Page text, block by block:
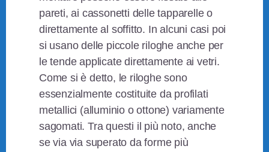
pareti, ai cassonetti delle tapparelle o
direttamente al soffitto. In alcuni casi poi
si usano delle piccole riloghe anche per
le tende applicate direttamente ai vetri.
Come si è detto, le riloghe sono
essenzialmente costituite da profilati
metallici (alluminio o ottone) variamente
sagomati. Tra questi il più noto, anche
se via via superato da forme più